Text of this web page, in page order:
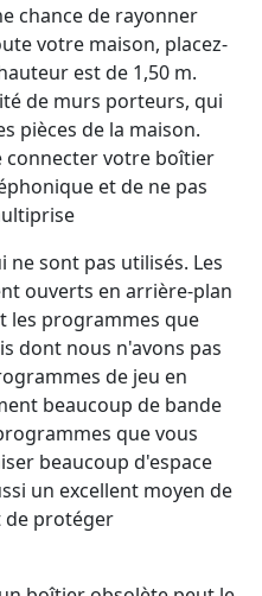
chance de rayonner
votre maison, placez-
est de 1,50 m.
de murs porteurs, qui
pièces de la maison.
connecter votre boîtier
et de ne pas
sont pas utilisés. Les
ouverts en arrière-plan
les programmes que
dont nous n'avons pas
de jeu en
beaucoup de bande
que vous
beaucoup d'espace
un excellent moyen de
de protéger